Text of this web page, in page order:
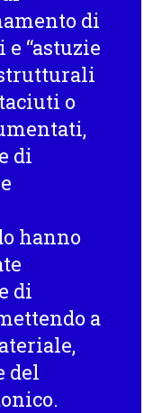
di
“astuzie
o
di
hanno
di
a
del